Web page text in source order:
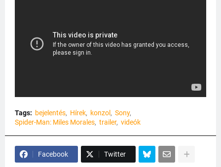
Tags: bejelentés Hírek konzol
Sony
Spider-Man: Miles Morales trailer videók
Facebook Twitter